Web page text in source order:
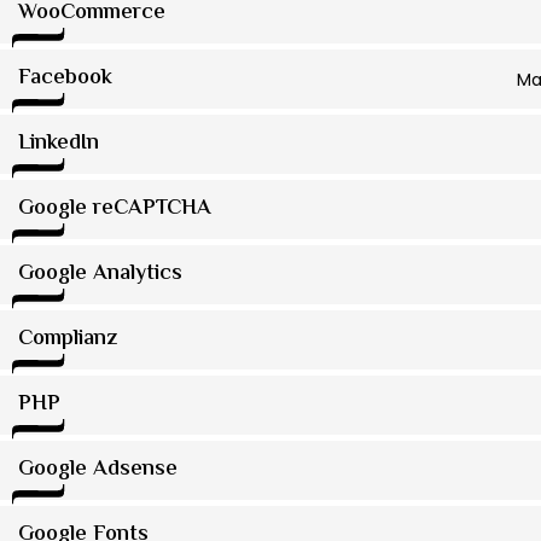
WooCommerce
Facebook
LinkedIn
Google reCAPTCHA
Google Analytics
Complianz
PHP
Google Adsense